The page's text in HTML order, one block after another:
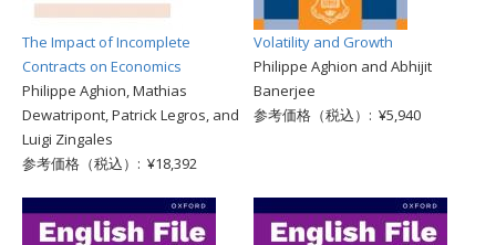
The Impact of Incomplete
Contracts on Economics
Philippe Aghion, Mathias
Dewatripont, Patrick Legros, and
Luigi Zingales
参考価格（税込）: ¥18,392
Volatility and Growth
Philippe Aghion and Abhijit
Banerjee
参考価格（税込）: ¥5,940